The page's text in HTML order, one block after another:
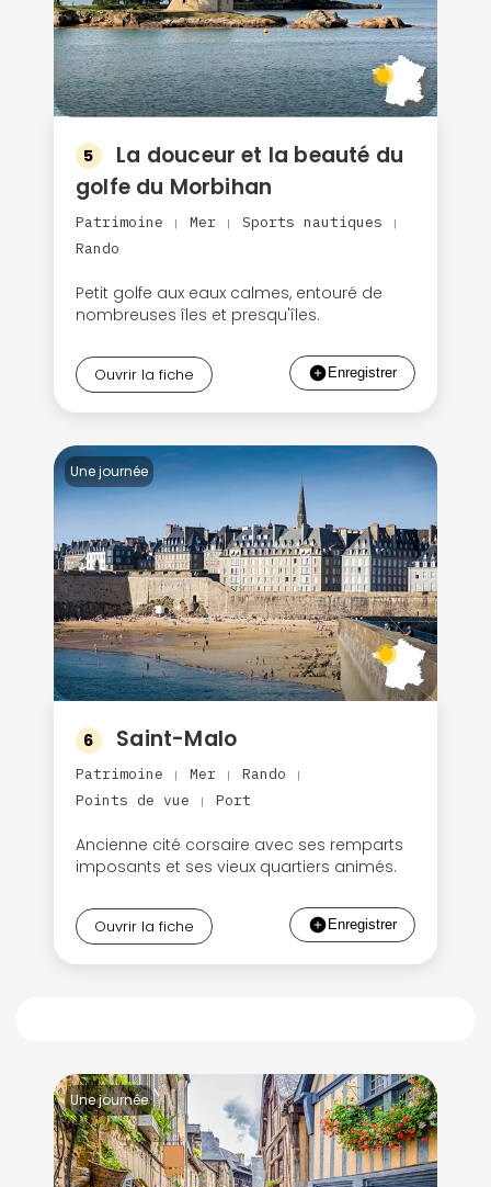
5
La douceur et la beauté du
golfe du Morbihan
Patrimoine | Mer | Sports nautiques |
Rando
Petit golfe aux eaux calmes, entouré de
nombreuses îles et presqu'îles.
Ouvrir la fiche
Une journée
6 Saint-Malo
Patrimoine | Mer | Rando |
Points de vue | Port
Ancienne cité corsaire avec ses remparts
imposants et ses vieux quartiers animés.
Ouvrir la fiche
Une journée